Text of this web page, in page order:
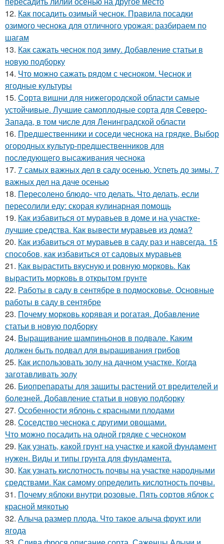
12. Как посадить озимый чеснок. Правила посадки
озимого чеснока для отличного урожая: разбираем по
шагам
13. Как сажать чеснок под зиму. Добавление статьи в
новую подборку
14. Что можно сажать рядом с чесноком. Чеснок и
ягодные культуры
15. Сорта вишни для нижегородской области самые
устойчивые. Лучшие самоплодные сорта для Северо-
Запада, в том числе для Ленинградской области
16. Предшественники и соседи чеснока на грядке. Выбор
огородных культур-предшественников для
последующего высаживания чеснока
17. 7 самых важных дел в саду осенью. Успеть до зимы. 7
важных дел на даче осенью
18. Пересолено блюдо- что делать. Что делать, если
пересолили еду: скорая кулинарная помощь
19. Как избавиться от муравьев в доме и на участке-
лучшие средства. Как вывести муравьев из дома?
20. Как избавиться от муравьев в саду раз и навсегда. 15
способов, как избавиться от садовых муравьев
21. Как вырастить вкусную и ровную морковь. Как
вырастить морковь в открытом грунте
22. Работы в саду в сентябре в подмосковье. Основные
работы в саду в сентябре
23. Почему морковь корявая и рогатая. Добавление
статьи в новую подборку
24. Выращивание шампиньонов в подвале. Каким
должен быть подвал для выращивания грибов
25. Как использовать золу на дачном участке. Когда
заготавливать золу
26. Биопрепараты для защиты растений от вредителей и
болезней. Добавление статьи в новую подборку
27. Особенности яблонь с красными плодами
28. Соседство чеснока с другими овощами.
Что можно посадить на одной грядке с чесноком
29. Как узнать, какой грунт на участке и какой фундамент
нужен. Виды и типы грунта для фундамента.
30. Как узнать кислотность почвы на участке народными
средствами. Как самому определить кислотность почвы.
31. Почему яблоки внутри розовые. Пять сортов яблок с
красной мякотью
32. Алыча размер плода. Что такое алыча фрукт или
ягода